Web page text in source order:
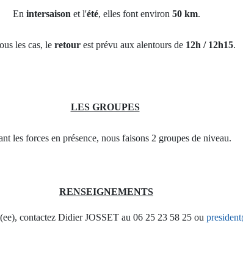
En intersaison et l'été, elles font environ 50 km.
les cas, le retour est prévu aux alentours de 12h / 12h15.
LES GROUPES
les forces en présence, nous faisons 2 groupes de niveau.
RENSEIGNEMENTS
contactez Didier JOSSET au 06 25 23 58 25 ou